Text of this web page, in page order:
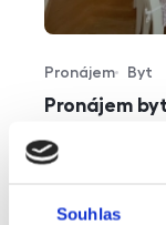
Souhlas
Pronájem
Typ nabídky
Pronájem
Typ nemovitosti
Byt
funkce
parkování